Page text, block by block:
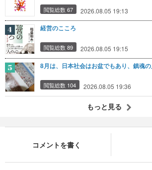
閲覧総数 67 2026.08.05 19:13
経営のこころ
閲覧総数 89 2026.08.05 19:15
8月は、日本社会はお盆でもあり、鎮魂
閲覧総数 104 2026.08.05 19:36
もっと見る
コメントを書く